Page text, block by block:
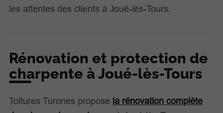
les attentes des clients à Joué-lès-Tours.
Rénovation et protection de
charpente à Joué-lès-Tours
Toitures Turones propose la rénovation complète